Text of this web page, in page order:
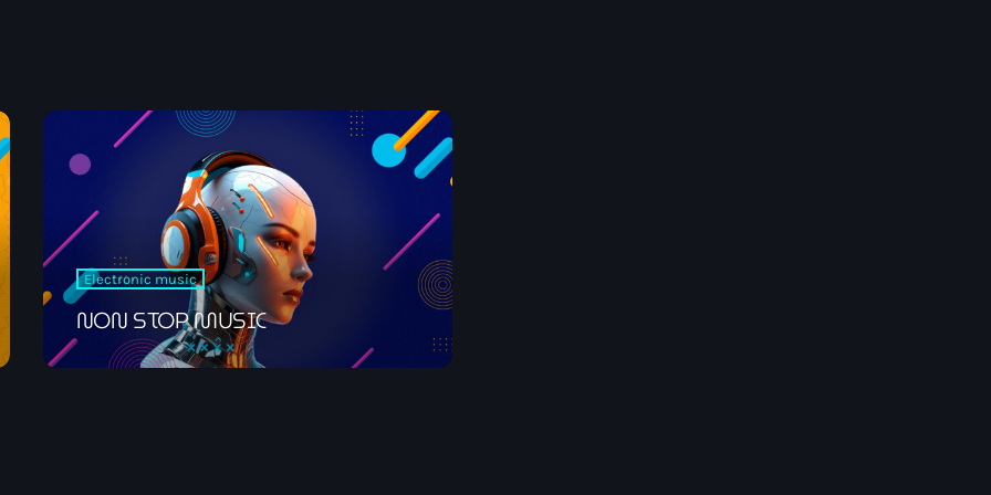
NON STOP MUSIC
09:00 - 12:00
News
ELECTRO RADIO dans votre enceinte ALEXA
Electronic music
NON STOP MUSIC